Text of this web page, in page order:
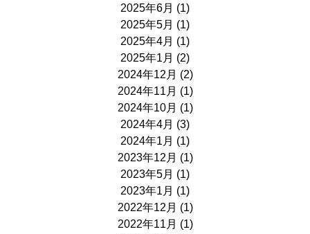
2025年6月 (1)
2025年5月 (1)
2025年4月 (1)
2025年1月 (2)
2024年12月 (2)
2024年11月 (1)
2024年10月 (1)
2024年4月 (3)
2024年1月 (1)
2023年12月 (1)
2023年5月 (1)
2023年1月 (1)
2022年12月 (1)
2022年11月 (1)